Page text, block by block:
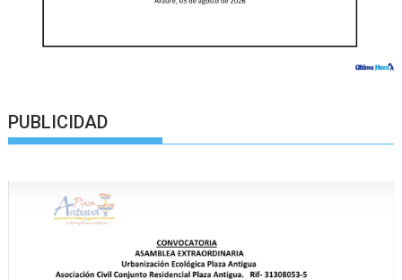
PUBLICIDAD